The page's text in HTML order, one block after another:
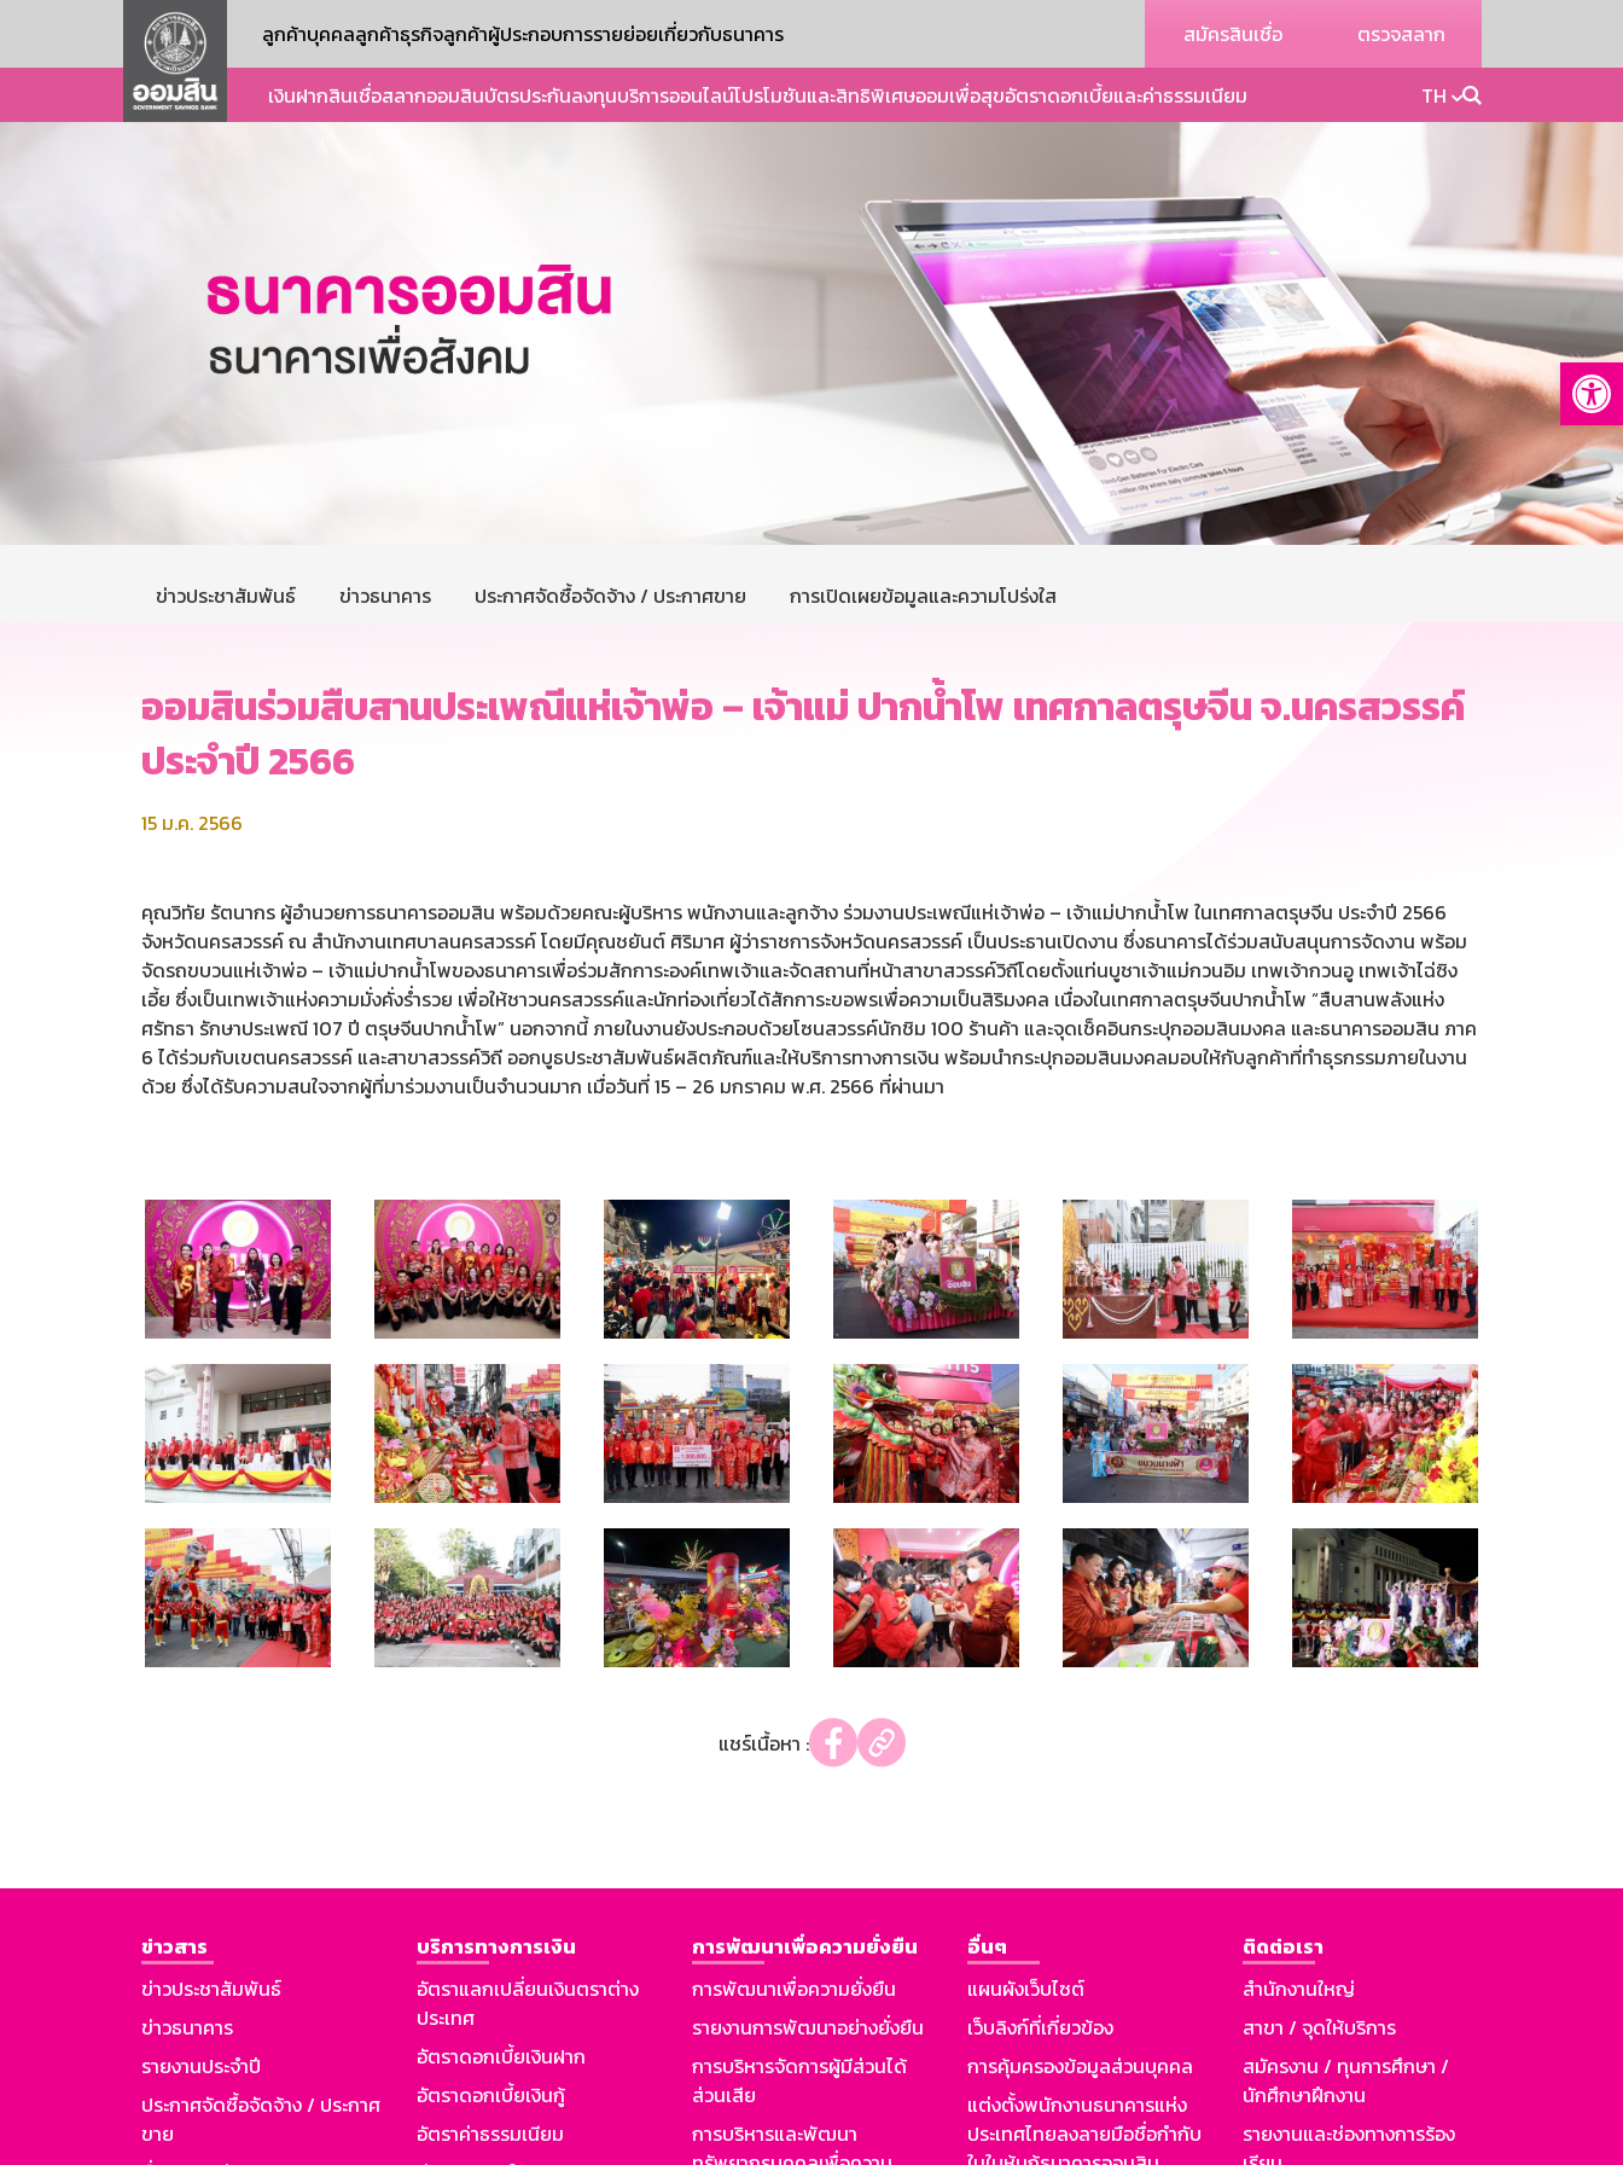
ลูกค้าบุคคลลูกค้าธุรกิจลูกค้าผู้ประกอบการรายย่อยเกี่ยวกับธนาคาร สมัครสินเชื่อ ตรวจสลาก
เงินฝากสินเชื่อสลากออมสินบัตรประกันลงทุนบริการออนไลน์โปรโมชันและสิทธิพิเศษออมเพื่อสุขอัตราดอกเบี้ยและค่าธรรมเนียม TH
ข่าวประชาสัมพันธ์ ข่าวธนาคาร ประกาศจัดซื้อจัดจ้าง / ประกาศขาย การเปิดเผยข้อมูลและความโปร่งใส
ออมสินร่วมสืบสานประเพณีแห่เจ้าพ่อ – เจ้าแม่ ปากน้ำโพ เทศกาลตรุษจีน จ.นครสวรรค์
ประจำปี 2566
15 ม.ค. 2566
คุณวิทัย รัตนากร ผู้อำนวยการธนาคารออมสิน พร้อมด้วยคณะผู้บริหาร พนักงานและลูกจ้าง ร่วมงานประเพณีแห่เจ้าพ่อ – เจ้าแม่ปากน้ำโพ ในเทศกาลตรุษจีน ประจำปี 2566
จังหวัดนครสวรรค์ ณ สำนักงานเทศบาลนครสวรรค์ โดยมีคุณชยันต์ ศิริมาศ ผู้ว่าราชการจังหวัดนครสวรรค์ เป็นประธานเปิดงาน ซึ่งธนาคารได้ร่วมสนับสนุนการจัดงาน พร้อม
จัดรถขบวนแห่เจ้าพ่อ – เจ้าแม่ปากน้ำโพของธนาคารเพื่อร่วมสักการะองค์เทพเจ้าและจัดสถานที่หน้าสาขาสวรรค์วิถีโดยตั้งแท่นบูชาเจ้าแม่กวนอิม เทพเจ้ากวนอู เทพเจ้าไฉ่ซิง
เอี้ย ซึ่งเป็นเทพเจ้าแห่งความมั่งคั่งร่ำรวย เพื่อให้ชาวนครสวรรค์และนักท่องเที่ยวได้สักการะขอพรเพื่อความเป็นสิริมงคล เนื่องในเทศกาลตรุษจีนปากน้ำโพ “สืบสานพลังแห่ง
ศรัทธา รักษาประเพณี 107 ปี ตรุษจีนปากน้ำโพ” นอกจากนี้ ภายในงานยังประกอบด้วยโซนสวรรค์นักชิม 100 ร้านค้า และจุดเช็คอินกระปุกออมสินมงคล และธนาคารออมสิน ภาค
6 ได้ร่วมกับเขตนครสวรรค์ และสาขาสวรรค์วิถี ออกบูธประชาสัมพันธ์ผลิตภัณฑ์และให้บริการทางการเงิน พร้อมนำกระปุกออมสินมงคลมอบให้กับลูกค้าที่ทำธุรกรรมภายในงาน
ด้วย ซึ่งได้รับความสนใจจากผู้ที่มาร่วมงานเป็นจำนวนมาก เมื่อวันที่ 15 – 26 มกราคม พ.ศ. 2566 ที่ผ่านมา
แชร์เนื้อหา :
ข่าวสาร
ข่าวประชาสัมพันธ์
ข่าวธนาคาร
รายงานประจำปี
ประกาศจัดซื้อจัดจ้าง / ประกาศ
ขาย
บริการทางการเงิน
อัตราแลกเปลี่ยนเงินตราต่าง
ประเทศ
อัตราดอกเบี้ยเงินฝาก
อัตราดอกเบี้ยเงินกู้
อัตราค่าธรรมเนียม
การพัฒนาเพื่อความยั่งยืน
การพัฒนาเพื่อความยั่งยืน
รายงานการพัฒนาอย่างยั่งยืน
การบริหารจัดการผู้มีส่วนได้
ส่วนเสีย
การบริหารและพัฒนา
อื่นๆ
แผนผังเว็บไซต์
เว็บลิงก์ที่เกี่ยวข้อง
การคุ้มครองข้อมูลส่วนบุคคล
แต่งตั้งพนักงานธนาคารแห่ง
ประเทศไทยลงลายมือชื่อกำกับ
ติดต่อเรา
สำนักงานใหญ่
สาขา / จุดให้บริการ
สมัครงาน / ทุนการศึกษา /
นักศึกษาฝึกงาน
รายงานและช่องทางการร้อง